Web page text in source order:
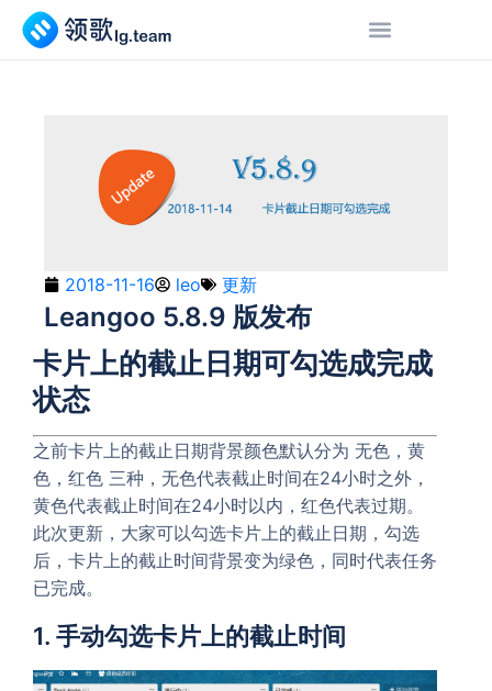
2018-11-16 leo 更新
Leangoo 5.8.9 版发布
卡片上的截止日期可勾选成完成
状态
之前卡片上的截止日期背景颜色默认分为 无色，黄
色，红色 三种，无色代表截止时间在24小时之外，
黄色代表截止时间在24小时以内，红色代表过期。
此次更新，大家可以勾选卡片上的截止日期，勾选
后，卡片上的截止时间背景变为绿色，同时代表任务
已完成。
1. 手动勾选卡片上的截止时间